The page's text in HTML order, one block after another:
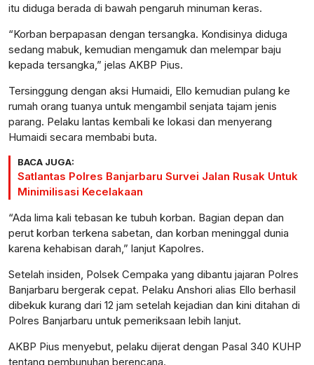
itu diduga berada di bawah pengaruh minuman keras.
“Korban berpapasan dengan tersangka. Kondisinya diduga
sedang mabuk, kemudian mengamuk dan melempar baju
kepada tersangka,” jelas AKBP Pius.
Tersinggung dengan aksi Humaidi, Ello kemudian pulang ke
rumah orang tuanya untuk mengambil senjata tajam jenis
parang. Pelaku lantas kembali ke lokasi dan menyerang
Humaidi secara membabi buta.
BACA JUGA:
Satlantas Polres Banjarbaru Survei Jalan Rusak Untuk
Minimilisasi Kecelakaan
“Ada lima kali tebasan ke tubuh korban. Bagian depan dan
perut korban terkena sabetan, dan korban meninggal dunia
karena kehabisan darah,” lanjut Kapolres.
Setelah insiden, Polsek Cempaka yang dibantu jajaran Polres
Banjarbaru bergerak cepat. Pelaku Anshori alias Ello berhasil
dibekuk kurang dari 12 jam setelah kejadian dan kini ditahan di
Polres Banjarbaru untuk pemeriksaan lebih lanjut.
AKBP Pius menyebut, pelaku dijerat dengan Pasal 340 KUHP
tentang pembunuhan berencana.